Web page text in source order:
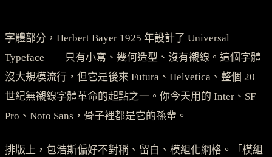
字體部分，Herbert Bayer 1925 年設計了 Universal
Typeface——只有小寫、幾何造型、沒有襯線。這個字體
沒大規模流行，但它是後來 Futura、Helvetica、整個 20
世紀無襯線字體革命的起點之一。你今天用的 Inter、SF
Pro、Noto Sans，骨子裡都是它的孫輩。
排版上，包浩斯偏好不對稱、留白、模組化網格。「模組